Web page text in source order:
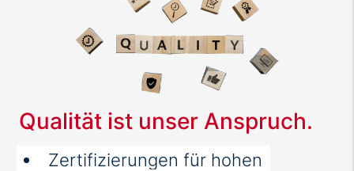
Qualität ist unser Anspruch.
Zertifizierungen für hohen